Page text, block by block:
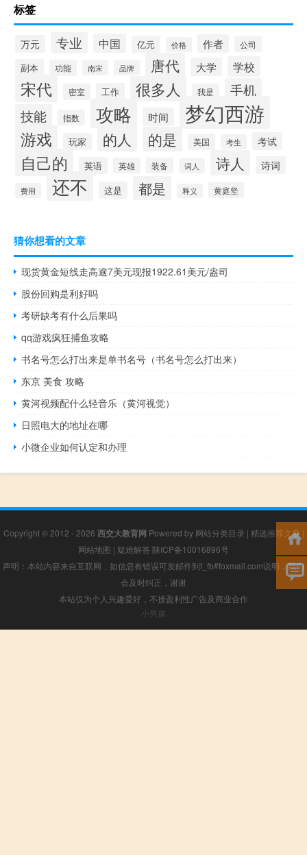
标签
万元 专业 中国 亿元 价格 作者 公司
副本 功能 南宋 品牌 唐代 大学 学校
宋代 密室 工作 很多人 我是
手机
技能
指数 攻略 时间 梦幻西游
游戏 玩家 的人 的是 美国 考生 考试
自己的 英语 英雄 装备 词人 诗人 诗词
费用 还不 这是 都是 释义 黄庭坚
猜你想看的文章
现货黄金短线走高逾7美元现报1922.61美元/盎司
股份回购是利好吗
考研缺考有什么后果吗
qq游戏疯狂捕鱼攻略
书名号怎么打出来是单书名号（书名号怎么打出来）
东京 美食 攻略
黄河视频配什么轻音乐（黄河视觉）
日照电大的地址在哪
小微企业如何认定和办理
Copyright © 2012 - 2026 西交大教育网 Powered by 网站分类目录 | 精选推荐文章 |
网站地图 | 疑难解答 陕ICP备10016896号
声明：本站内容来自互联网，如信息有错误可发邮件到f_fb#foxmail.com说明，我们
会及时纠正，谢谢
本站仅为个人兴趣爱好，不接盈利性广告及商业合作
小男孩